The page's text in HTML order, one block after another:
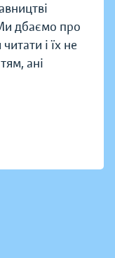
дбаємо про
і їх не
ані